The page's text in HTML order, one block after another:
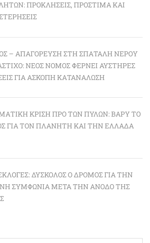
ΠΡΟΚΛΉΣΕΙΣ, ΠΡΌΣΤΙΜΑ ΚΑΙ
– ΑΠΑΓΌΡΕΥΣΗ ΣΤΗ ΣΠΑΤΆΛΗ ΝΕΡΟΎ
ΝΈΟΣ ΝΌΜΟΣ ΦΈΡΝΕΙ ΑΥΣΤΗΡΈΣ
ΓΙΑ ΆΣΚΟΠΗ ΚΑΤΑΝΆΛΩΣΗ
ΚΡΊΣΗ ΠΡΟ ΤΩΝ ΠΥΛΏΝ: BΑΡΎ ΤΟ
ΓΙΑ ΤΟΝ ΠΛΑΝΉΤΗ ΚΑΙ ΤΗΝ ΕΛΛΆΔΑ
ΔΎΣΚΟΛΟΣ Ο ΔΡΌΜΟΣ ΓΙΑ ΤΗΝ
ΣΥΜΦΩΝΊΑ ΜΕΤΆ ΤΗΝ ΆΝΟΔΟ ΤΗΣ